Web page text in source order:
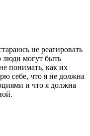
не реагировать
могут быть
понимать, как их
себе, что я не должна
и что я должна